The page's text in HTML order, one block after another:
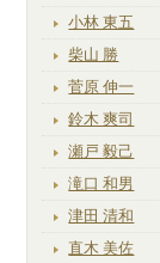
小林 東五
柴山 勝
菅原 伸一
鈴木 爽司
瀬戸 毅己
滝口 和男
津田 清和
直木 美佐